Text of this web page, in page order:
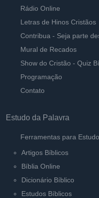
Rádio Online
Letras de Hinos Cristãos
Contribua - Seja parte
Mural de Recados
Show do Cristão - Quiz
Programação
Contato
Estudo da Palavra
Ferramentas para
Artigos Bíblicos
Bíblia Online
Dicionário Bíblico
Estudos Bíblicos